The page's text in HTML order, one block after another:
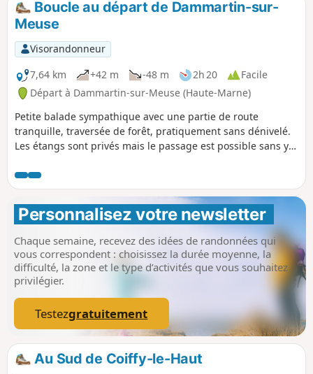
Boucle au départ de Dammartin-sur-
Meuse
Visorandonneur
7,64 km
+42 m -48 m 2h 20
Facile
Départ à Dammartin-sur-Meuse (Haute-Marne)
Petite balade sympathique avec une partie de route
tranquille, traversée de forêt, pratiquement sans dénivelé.
Les étangs sont privés mais le passage est possible sans y
en forêt et en plaine.
Personnalisez votre newsletter
Chaque semaine, recevez des idées de randonnées qui
vous correspondent : choisissez la durée moyenne, la
difficulté, la zone et le type d’activités que vous souhaitez
privilégier.
Testezgratuitement
Au Sud de Coiffy-le-Haut